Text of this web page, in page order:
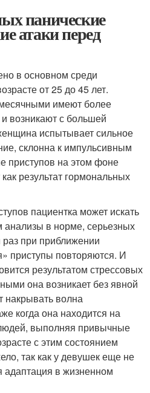
панические
атаки перед
в основном среди
от 25 до 45 лет.
имеют более
возникают с большей
испытывает сильное
склонна к импульсивным
приступов на этом фоне
результат гормональных
пациентка может искать
анализы в норме, серьезных
при приближении
приступы повторяются. И
результатом стрессовых
она возникает без явной
волна
когда она находится на
выполняя привычные
с этим состоянием
так как у девушек еще не
в жизненном